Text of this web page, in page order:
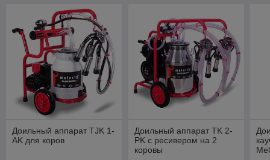
Доильный аппарат TJK 1-
AK для коров
Доильный аппарат TK 2-
PK с ресивером на 2
коровы